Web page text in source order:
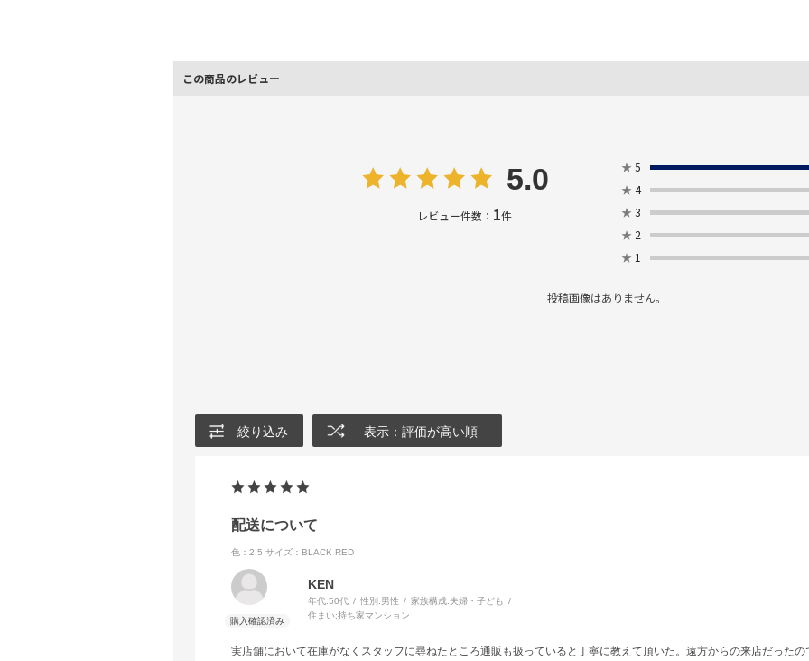
この商品のレビュー
5.0
レビュー件数： 1件
★ 5
★ 4
★ 3
★ 2
★ 1
投稿画像はありません。
絞り込み 表示：評価が高い順
配送について
色：2.5 サイズ：BLACK RED
KEN
年代:50代 性別:男性 家族構成:夫婦・子ども
住まい:持ち家マンション
実店舗において在庫がなくスタッフに尋ねたところ通販も扱っていると丁寧に教えて頂いた。遠方からの来店だった